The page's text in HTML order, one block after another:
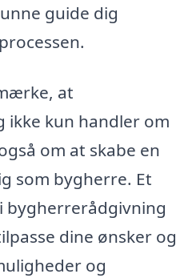
guide dig
at
kun handler om
om at skabe en
som bygherre. Et
bygherrerådgivning
dine ønsker og
og